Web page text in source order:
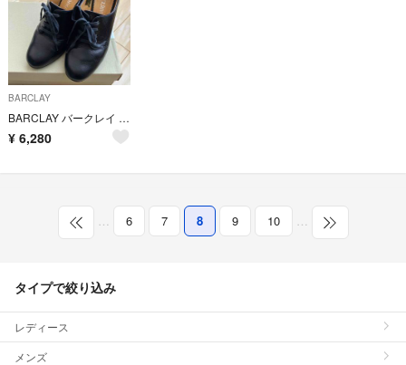
BARCLAY
BARCLAY バークレイ パンプス 22cm
¥ 6,280
… 6 7 8 9 10 …
タイプで絞り込み
レディース
メンズ